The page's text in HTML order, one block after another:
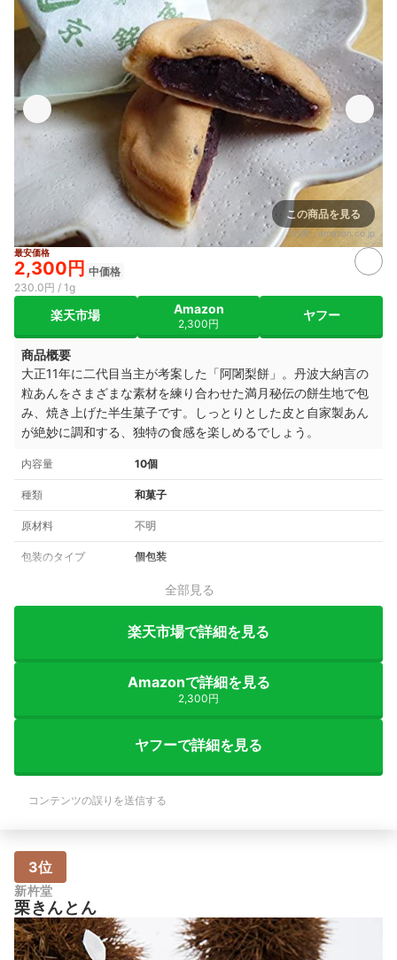
この商品を見る
出典： amazon.co.jp
最安価格
2,300円 中価格
230.0円 / 1g
楽天市場 Amazon
2,300円
ヤフー
商品概要
大正11年に二代目当主が考案した「阿闍梨餅」。丹波大納言の
粒あんをさまざまな素材を練り合わせた満月秘伝の餅生地で包
み、焼き上げた半生菓子です。しっとりとした皮と自家製あん
が絶妙に調和する、独特の食感を楽しめるでしょう。
内容量 10個
種類 和菓子
原材料 不明
包装のタイプ 個包装
全部見る
楽天市場で詳細を見る
Amazonで詳細を見る
2,300円
ヤフーで詳細を見る
コンテンツの誤りを送信する
3位
新杵堂
栗きんとん